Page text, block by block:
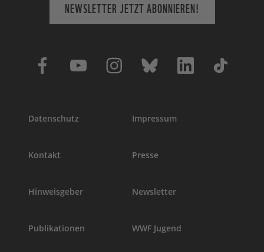
NEWSLETTER JETZT ABONNIEREN!
Datenschutz Impressum
Kontakt Presse
Hinweisgeber Newsletter
Publikationen WWF Jugend